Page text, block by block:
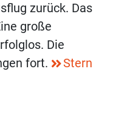
zurück. Das
große
Die
fort.
Stern